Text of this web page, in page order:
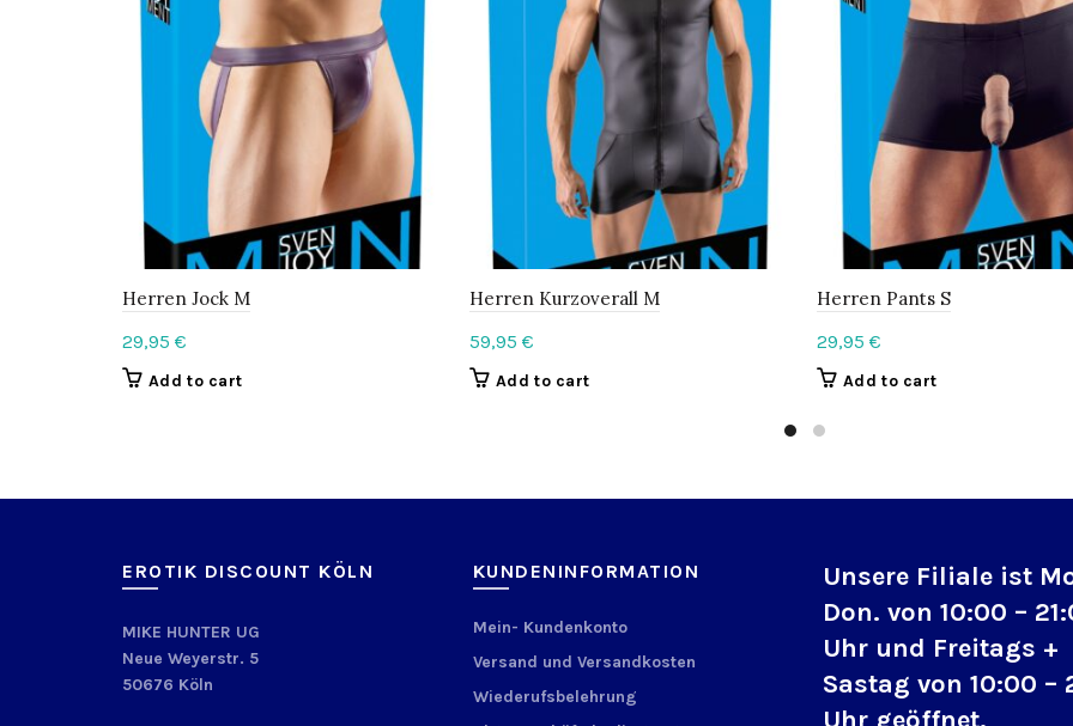
Herren Jock M
29,95 €
Add to cart
Herren Kurzoverall M
59,95 €
Add to cart
Herren Pants S
29,95 €
Add to cart
EROTIK DISCOUNT KÖLN
MIKE HUNTER UG
Neue Weyerstr. 5
50676 Köln
KUNDENINFORMATION
Mein- Kundenkonto
Versand und Versandkosten
Wiederufsbelehrung
Unsere Filiale ist
Don. von 10:00 –
Uhr und Freitags +
Sastag von 10:00 –